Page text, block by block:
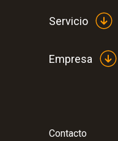
:0560 0460
Servicio
Empresa
Contacto